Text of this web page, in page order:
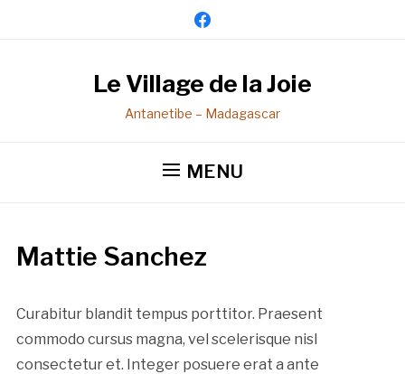
facebook
Le Village de la Joie
Antanetibe – Madagascar
MENU
Mattie Sanchez
Curabitur blandit tempus porttitor. Praesent
commodo cursus magna, vel scelerisque nisl
consectetur et. Integer posuere erat a ante